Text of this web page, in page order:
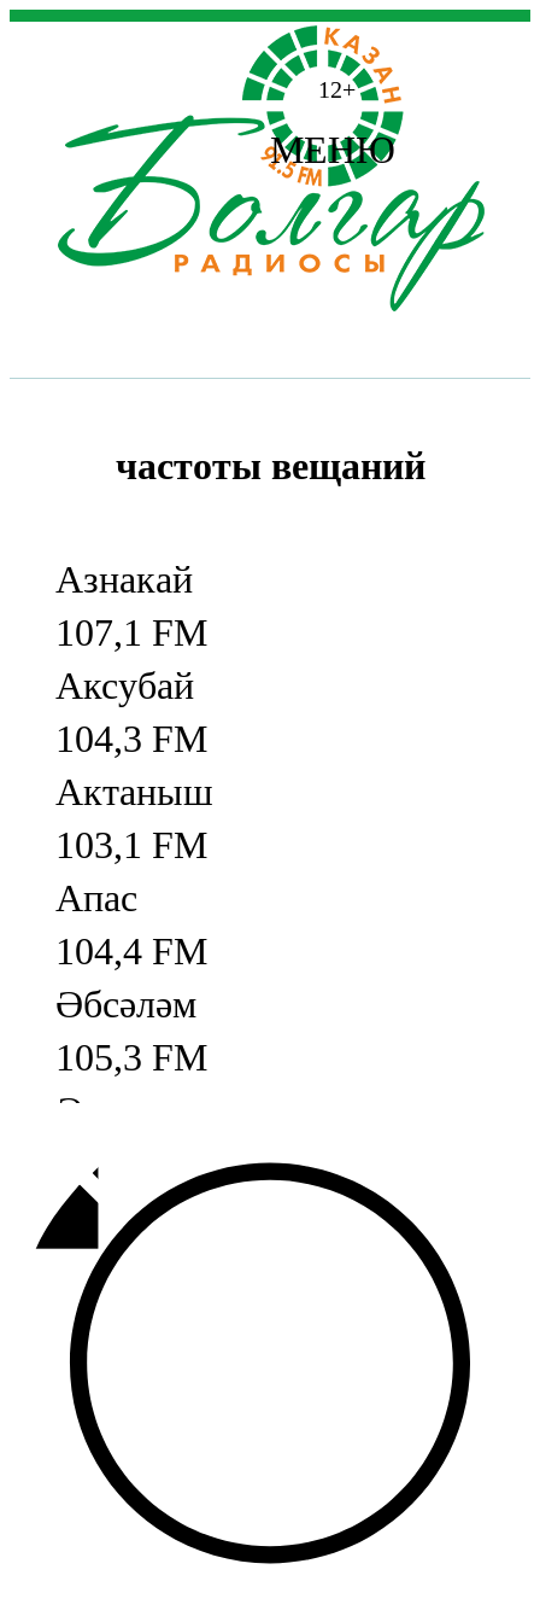
12+
МЕНЮ
частоты вещаний
Азнакай
107,1 FM
Аксубай
104,3 FM
Актаныш
103,1 FM
Апас
104,4 FM
Әбсәләм
105,3 FM
Әлмәт
92,9 FM
Базарлы матак
107,1 FM
Балык бистәсе
104,9 FM
Баулы
107,5 FM
Биләр